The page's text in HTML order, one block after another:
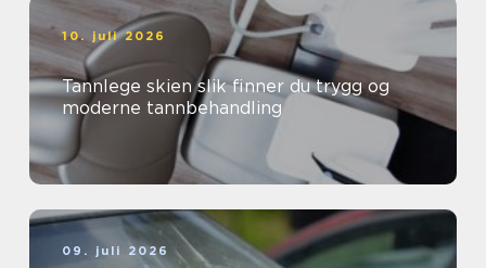
10. juli 2026
Tannlege skien slik finner du trygg og
moderne tannbehandling
09. juli 2026